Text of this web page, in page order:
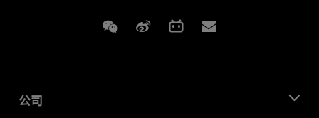
Weixin Weibo Bilibili
公司